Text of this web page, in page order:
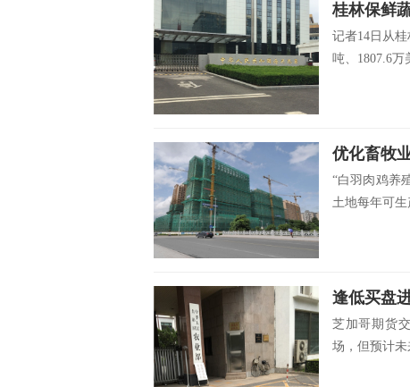
桂林保鲜
记者14日从
吨、1807.6万
优化畜牧
“白羽肉鸡养
土地每年可
逢低买盘
芝加哥期货
场，但预计